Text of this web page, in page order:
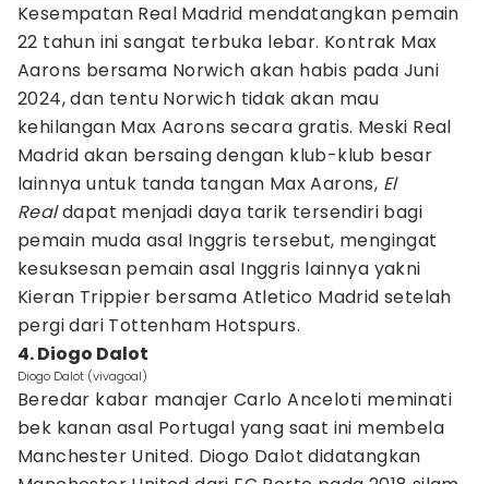
Kesempatan Real Madrid mendatangkan pemain
22 tahun ini sangat terbuka lebar. Kontrak Max
Aarons bersama Norwich akan habis pada Juni
2024, dan tentu Norwich tidak akan mau
kehilangan Max Aarons secara gratis. Meski Real
Madrid akan bersaing dengan klub-klub besar
lainnya untuk tanda tangan Max Aarons, El
Realdapat menjadi daya tarik tersendiri bagi
pemain muda asal Inggris tersebut, mengingat
kesuksesan pemain asal Inggris lainnya yakni
Kieran Trippier bersama Atletico Madrid setelah
pergi dari Tottenham Hotspurs.
4. Diogo Dalot
Diogo Dalot (vivagoal)
Beredar kabar manajer Carlo Anceloti meminati
bek kanan asal Portugal yang saat ini membela
Manchester United. Diogo Dalot didatangkan